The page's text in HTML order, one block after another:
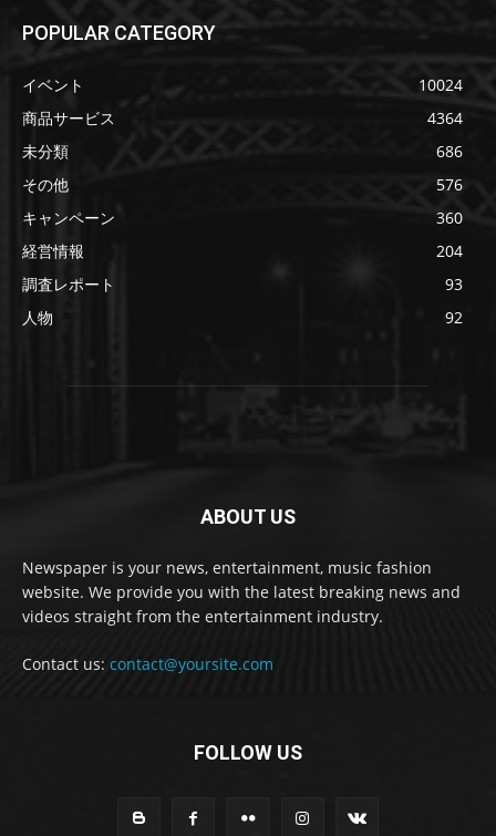
POPULAR CATEGORY
イベント
10024
商品サービス
4364
未分類
686
その他
576
キャンペーン
360
経営情報
204
調査レポート
93
人物
92
ABOUT US
Newspaper is your news, entertainment, music fashion
website. We provide you with the latest breaking news and
videos straight from the entertainment industry.
Contact us: contact@yoursite.com
FOLLOW US